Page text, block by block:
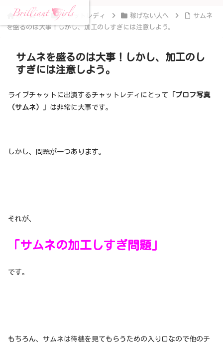
ホーム チャットレディ 稼げない人へ
サムネ
を盛るのは大事！しかし、加工のしすぎには注意しよう。
サムネを盛るのは大事！しかし、加工のし
すぎには注意しよう。
ライブチャットに出演するチャットレディにとって 「プロフ写真
（サムネ）」 は非常に大事です。
しかし、問題が一つあります。
それが、
「サムネの加工しすぎ問題」
です。
もちろん、サムネは待機を見てもらうための入り口なので他のチ